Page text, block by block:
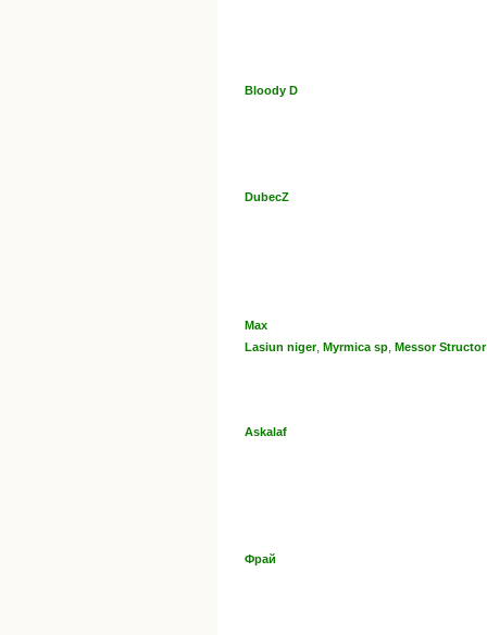
Bloody D
DubecZ
Мах
Lasiun niger, Myrmica sp, Messor Structor
Askalaf
Фрай